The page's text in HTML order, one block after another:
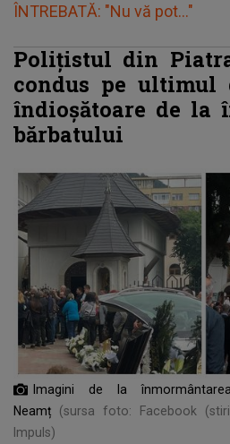
ÎNTREBATĂ: "Nu vă pot..."
Polițistul din
condus pe ultimul
îndioșătoare de la
bărbatului
Imagini de la
Neamț
(sursa foto: Facebook
Impuls)